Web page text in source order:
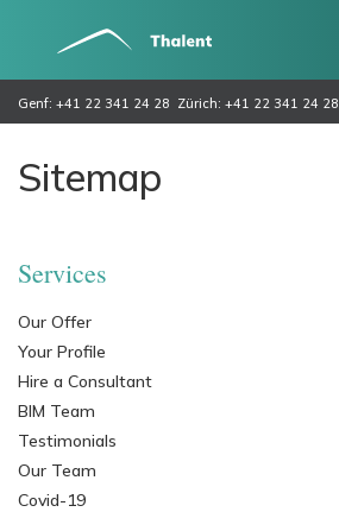
Genf: +41 22 341 24 28 Zürich: +41 22 341 24 28
Sitemap
Services
Our Offer
Your Profile
Hire a Consultant
BIM Team
Testimonials
Our Team
Covid-19